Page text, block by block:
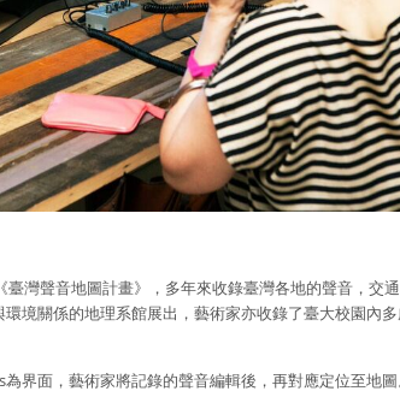
臺灣聲音地圖計畫》，多年來收錄臺灣各地的聲音，
境關係的地理系館展出，藝術家亦收錄了臺大校園內
界面，藝術家將記錄的聲音編輯後，再對應定位至地